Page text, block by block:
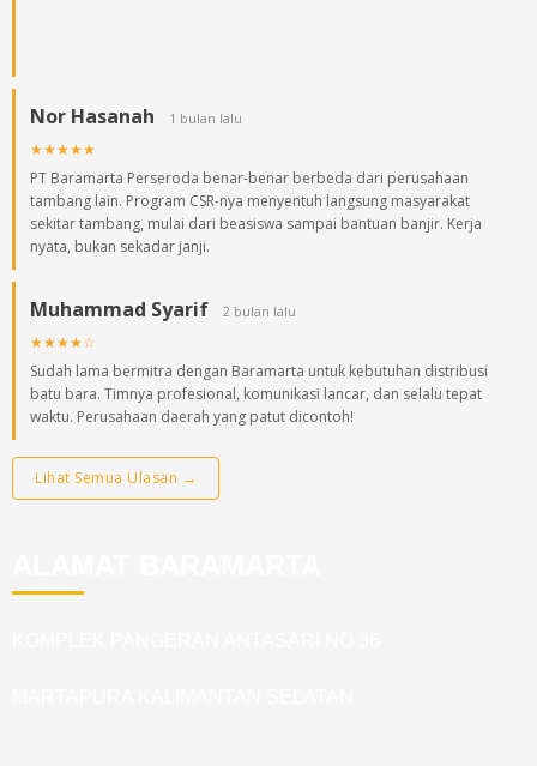
Nor Hasanah 1 bulan lalu
★★★★★
PT Baramarta Perseroda benar-benar berbeda dari perusahaan
tambang lain. Program CSR-nya menyentuh langsung masyarakat
sekitar tambang, mulai dari beasiswa sampai bantuan banjir. Kerja
nyata, bukan sekadar janji.
Muhammad Syarif 2 bulan lalu
★★★★☆
Sudah lama bermitra dengan Baramarta untuk kebutuhan distribusi
batu bara. Timnya profesional, komunikasi lancar, dan selalu tepat
waktu. Perusahaan daerah yang patut dicontoh!
Lihat Semua Ulasan →